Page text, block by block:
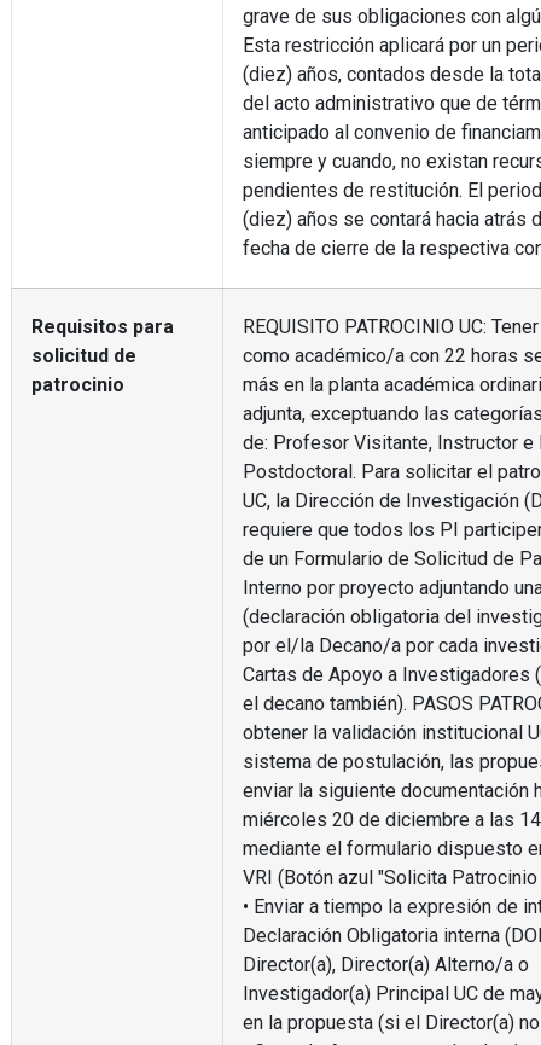
grave de sus obligaciones con
Esta restricción aplicará por un
(diez) años, contados desde la
del acto administrativo que de
anticipado al convenio de
siempre y cuando, no existan
pendientes de restitución. El
(diez) años se contará hacia atrás
fecha de cierre de la respectiva
Requisitos para
solicitud de
patrocinio
REQUISITO PATROCINIO UC:
como académico/a con 22 horas
más en la planta académica
adjunta, exceptuando las
de: Profesor Visitante, Instructor e
Postdoctoral. Para solicitar el
UC, la Dirección de Investigación
requiere que todos los PI
de un Formulario de Solicitud de
Interno por proyecto adjuntando
(declaración obligatoria del
por el/la Decano/a por cada
Cartas de Apoyo a Investigadores
el decano también). PASOS
obtener la validación institucional
sistema de postulación, las
enviar la siguiente documentación
miércoles 20 de diciembre a las
mediante el formulario dispuesto
VRI (Botón azul "Solicita Patrocinio
• Enviar a tiempo la expresión de
Declaración Obligatoria interna
Director(a), Director(a) Alterno/a o
Investigador(a) Principal UC de
en la propuesta (si el Director(a)